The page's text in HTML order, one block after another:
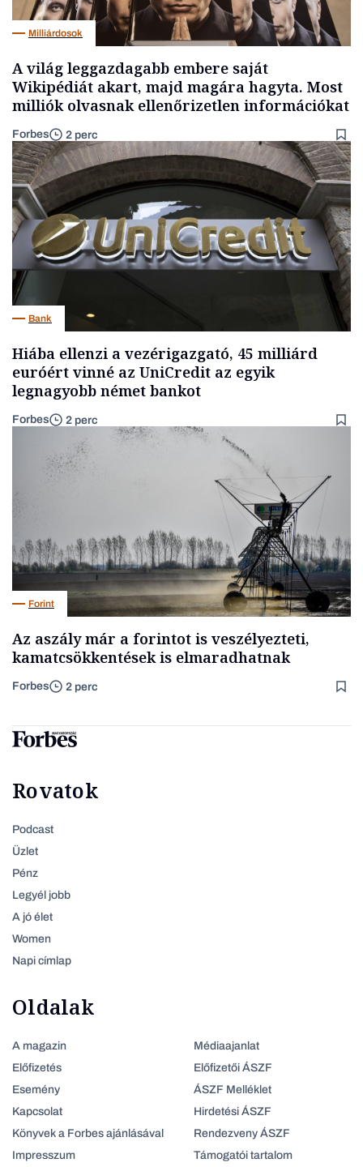
Milliárdosok
A világ leggazdagabb embere saját
Wikipédiát akart, majd magára hagyta. Most
milliók olvasnak ellenőrizetlen információkat
Forbes 2 perc
Bank
Hiába ellenzi a vezérigazgató, 45 milliárd
euróért vinné az UniCredit az egyik
legnagyobb német bankot
Forbes 2 perc
Forint
Az aszály már a forintot is veszélyezteti,
kamatcsökkentések is elmaradhatnak
Forbes 2 perc
Rovatok
Podcast
Üzlet
Pénz
Legyél jobb
A jó élet
Women
Napi címlap
Oldalak
A magazin
Előfizetés
Esemény
Kapcsolat
Könyvek a Forbes ajánlásával
Impresszum
Médiaajanlat
Előfizetői ÁSZF
ÁSZF Melléklet
Hirdetési ÁSZF
Rendezveny ÁSZF
Támogatói tartalom